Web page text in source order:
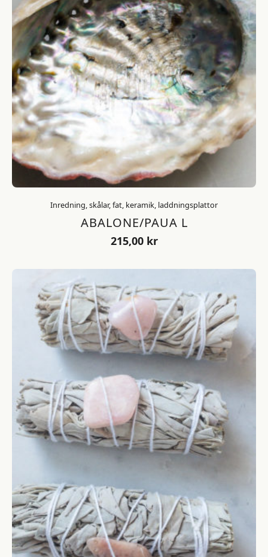
Inredning, skålar, fat, keramik, laddningsplattor
ABALONE/PAUA L
215,00 kr